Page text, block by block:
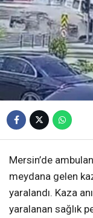
Mersin’de
meydana gelen
yaralandı. Kaza
yaralanan sağlık